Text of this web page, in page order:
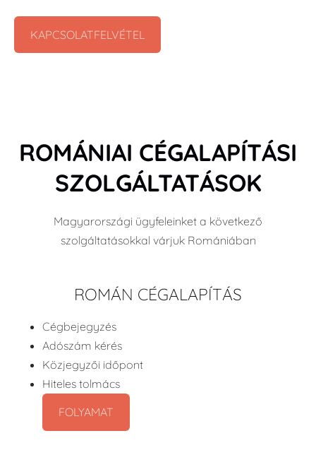
KAPCSOLATFELVÉTEL
ROMÁNIAI CÉGALAPÍTÁSI
SZOLGÁLTATÁSOK
Magyarországi ügyfeleinket a következő
szolgáltatásokkal várjuk Romániában
ROMÁN CÉGALAPÍTÁS
Cégbejegyzés
Adószám kérés
Közjegyzői időpont
Hiteles tolmács
FOLYAMAT